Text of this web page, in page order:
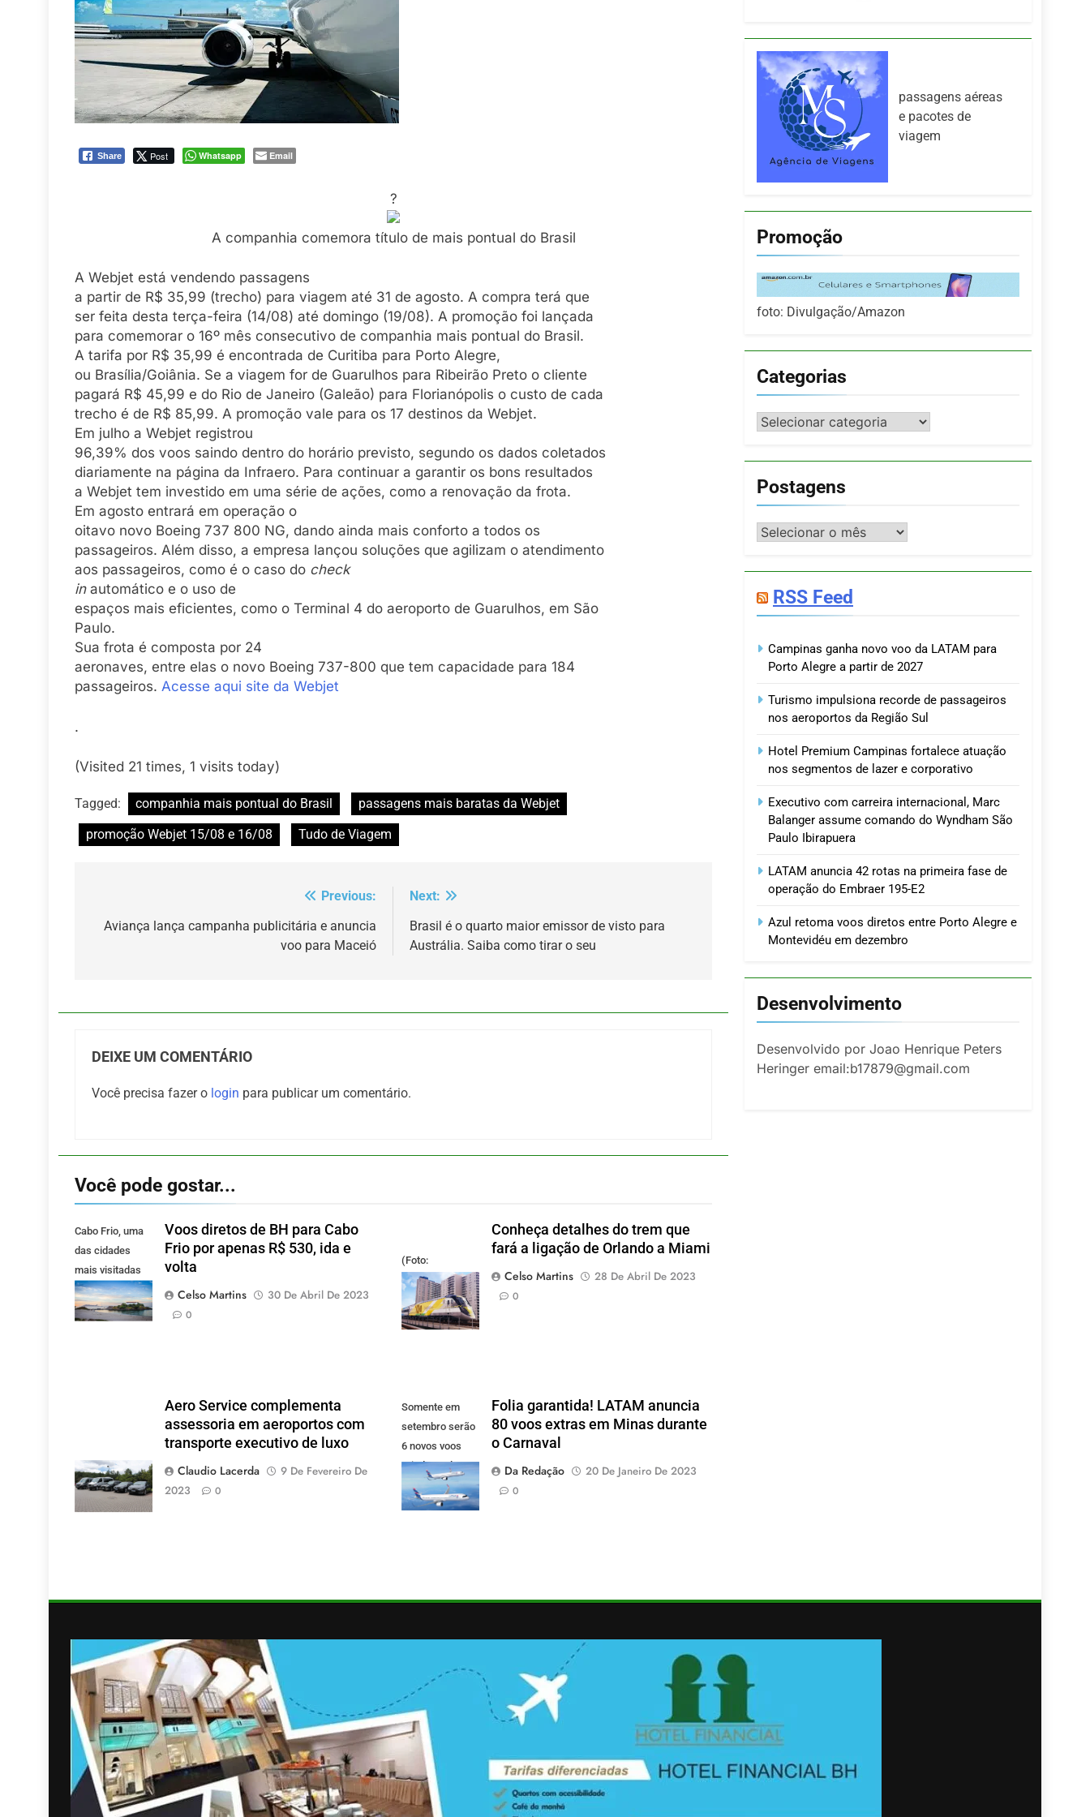
Share Post Whatsapp Email
?
A companhia comemora título de mais pontual do Brasil
A Webjet está vendendo passagens
a partir de R$ 35,99 (trecho) para viagem até 31 de agosto. A compra terá que
ser feita desta terça-feira (14/08) até domingo (19/08). A promoção foi lançada
para comemorar o 16º mês consecutivo de companhia mais pontual do Brasil.
A tarifa por R$ 35,99 é encontrada de Curitiba para Porto Alegre,
ou Brasília/Goiânia. Se a viagem for de Guarulhos para Ribeirão Preto o cliente
pagará R$ 45,99 e do Rio de Janeiro (Galeão) para Florianópolis o custo de cada
trecho é de R$ 85,99. A promoção vale para os 17 destinos da Webjet.
Em julho a Webjet registrou
96,39% dos voos saindo dentro do horário previsto, segundo os dados coletados
diariamente na página da Infraero. Para continuar a garantir os bons resultados
a Webjet tem investido em uma série de ações, como a renovação da frota.
Em agosto entrará em operação o
oitavo novo Boeing 737 800 NG, dando ainda mais conforto a todos os
passageiros. Além disso, a empresa lançou soluções que agilizam o atendimento
aos passageiros, como é o caso do check
inautomático e o uso de
espaços mais eficientes, como o Terminal 4 do aeroporto de Guarulhos, em São
Paulo.
Sua frota é composta por 24
aeronaves, entre elas o novo Boeing 737-800 que tem capacidade para 184
passageiros. Acesse aqui site da Webjet
.
(Visited 21 times, 1 visits today)
Tagged: companhia mais pontual do Brasil
passagens mais baratas da Webjet
promoção Webjet 15/08 e 16/08
Tudo de Viagem
de
Previous:
Aviança lança campanha publicitária e anuncia
voo para Maceió
Next:
Brasil é o quarto maior emissor de visto para
Austrália. Saiba como tirar o seu
DEIXE UM COMENTÁRIO
Você precisa fazer o login para publicar um comentário.
Você pode gostar...
Cabo Frio, uma
das cidades
mais visitadas
pelos mineiros.
(Foto: Pixabay).
Voos diretos de BH para Cabo
Frio por apenas R$ 530, ida e
volta
Celso Martins
30 De Abril De 2023
0
(Foto:
divulgação)
Conheça detalhes do trem que
fará a ligação de Orlando a Miami
Celso Martins
28 De Abril De 2023
0
Aero Service complementa
assessoria em aeroportos com
transporte executivo de luxo
Claudio Lacerda
9 De Fevereiro De
2023
0
Somente em
setembro serão
6 novos voos
criados pela
LATAM.
Latam/Divulgação)
Folia garantida! LATAM anuncia
80 voos extras em Minas durante
o Carnaval
Da Redação
20 De Janeiro De 2023
0
passagens aéreas
e pacotes de
viagem
Promoção
foto: Divulgação/Amazon
Categorias
Categorias
Postagens
Postagens
RSS Feed
Campinas ganha novo voo da LATAM para
Porto Alegre a partir de 2027
Turismo impulsiona recorde de passageiros
nos aeroportos da Região Sul
Hotel Premium Campinas fortalece atuação
nos segmentos de lazer e corporativo
Executivo com carreira internacional, Marc
Balanger assume comando do Wyndham São
Paulo Ibirapuera
LATAM anuncia 42 rotas na primeira fase de
operação do Embraer 195-E2
Azul retoma voos diretos entre Porto Alegre e
Montevidéu em dezembro
Desenvolvimento
Desenvolvido por Joao Henrique Peters
Heringer email:b17879@gmail.com